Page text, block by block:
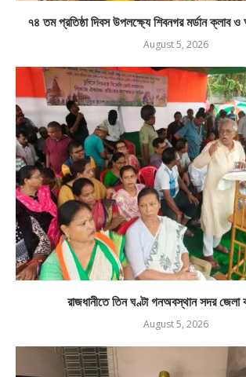
৭৪ তম প্রতিষ্ঠা দিবস উপলক্ষ্যে শিবনগর মর্ডান
August 5, 2026
রাজধানীতে তিন ঘণ্টা গনঅবস্থান সদর জেলা
August 5, 2026